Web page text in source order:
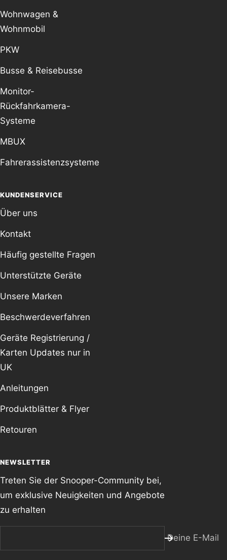
Wohnwagen &
Wohnmobil
PKW
Busse & Reisebusse
Monitor-
Rückfahrkamera-
Systeme
MBUX
Fahrerassistenzsysteme
KUNDENSERVICE
Über uns
Kontakt
Häufig gestellte Fragen
Unterstützte Geräte
Unsere Marken
Beschwerdeverfahren
Geräte Registrierung /
Karten Updates nur in
UK
Anleitungen
Produktblätter & Flyer
Retouren
NEWSLETTER
Treten Sie der Snooper-Community bei,
um exklusive Neuigkeiten und Angebote
zu erhalten
Deine E-Mail